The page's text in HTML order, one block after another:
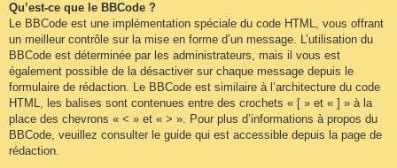
Qu’est-ce que le BBCode ?
Le BBCode est une implémentation spéciale du code HTML, vous offrant
un meilleur contrôle sur la mise en forme d’un message. L’utilisation du
BBCode est déterminée par les administrateurs, mais il vous est
également possible de la désactiver sur chaque message depuis le
formulaire de rédaction. Le BBCode est similaire à l’architecture du code
HTML, les balises sont contenues entre des crochets « [ » et « ] » à la
place des chevrons « < » et « > ». Pour plus d’informations à propos du
BBCode, veuillez consulter le guide qui est accessible depuis la page de
rédaction.